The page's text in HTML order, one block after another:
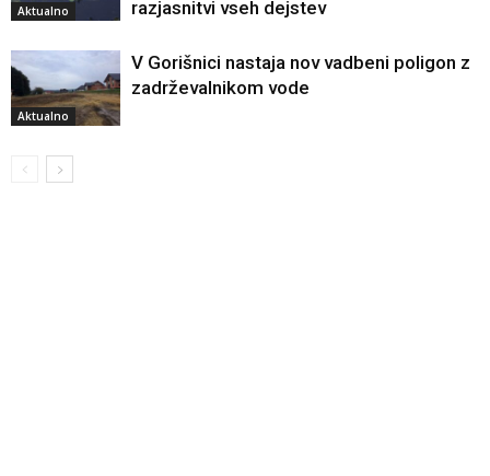
Aktualno razjasnitvi vseh dejstev
Aktualno
V Gorišnici nastaja nov vadbeni poligon z
zadrževalnikom vode